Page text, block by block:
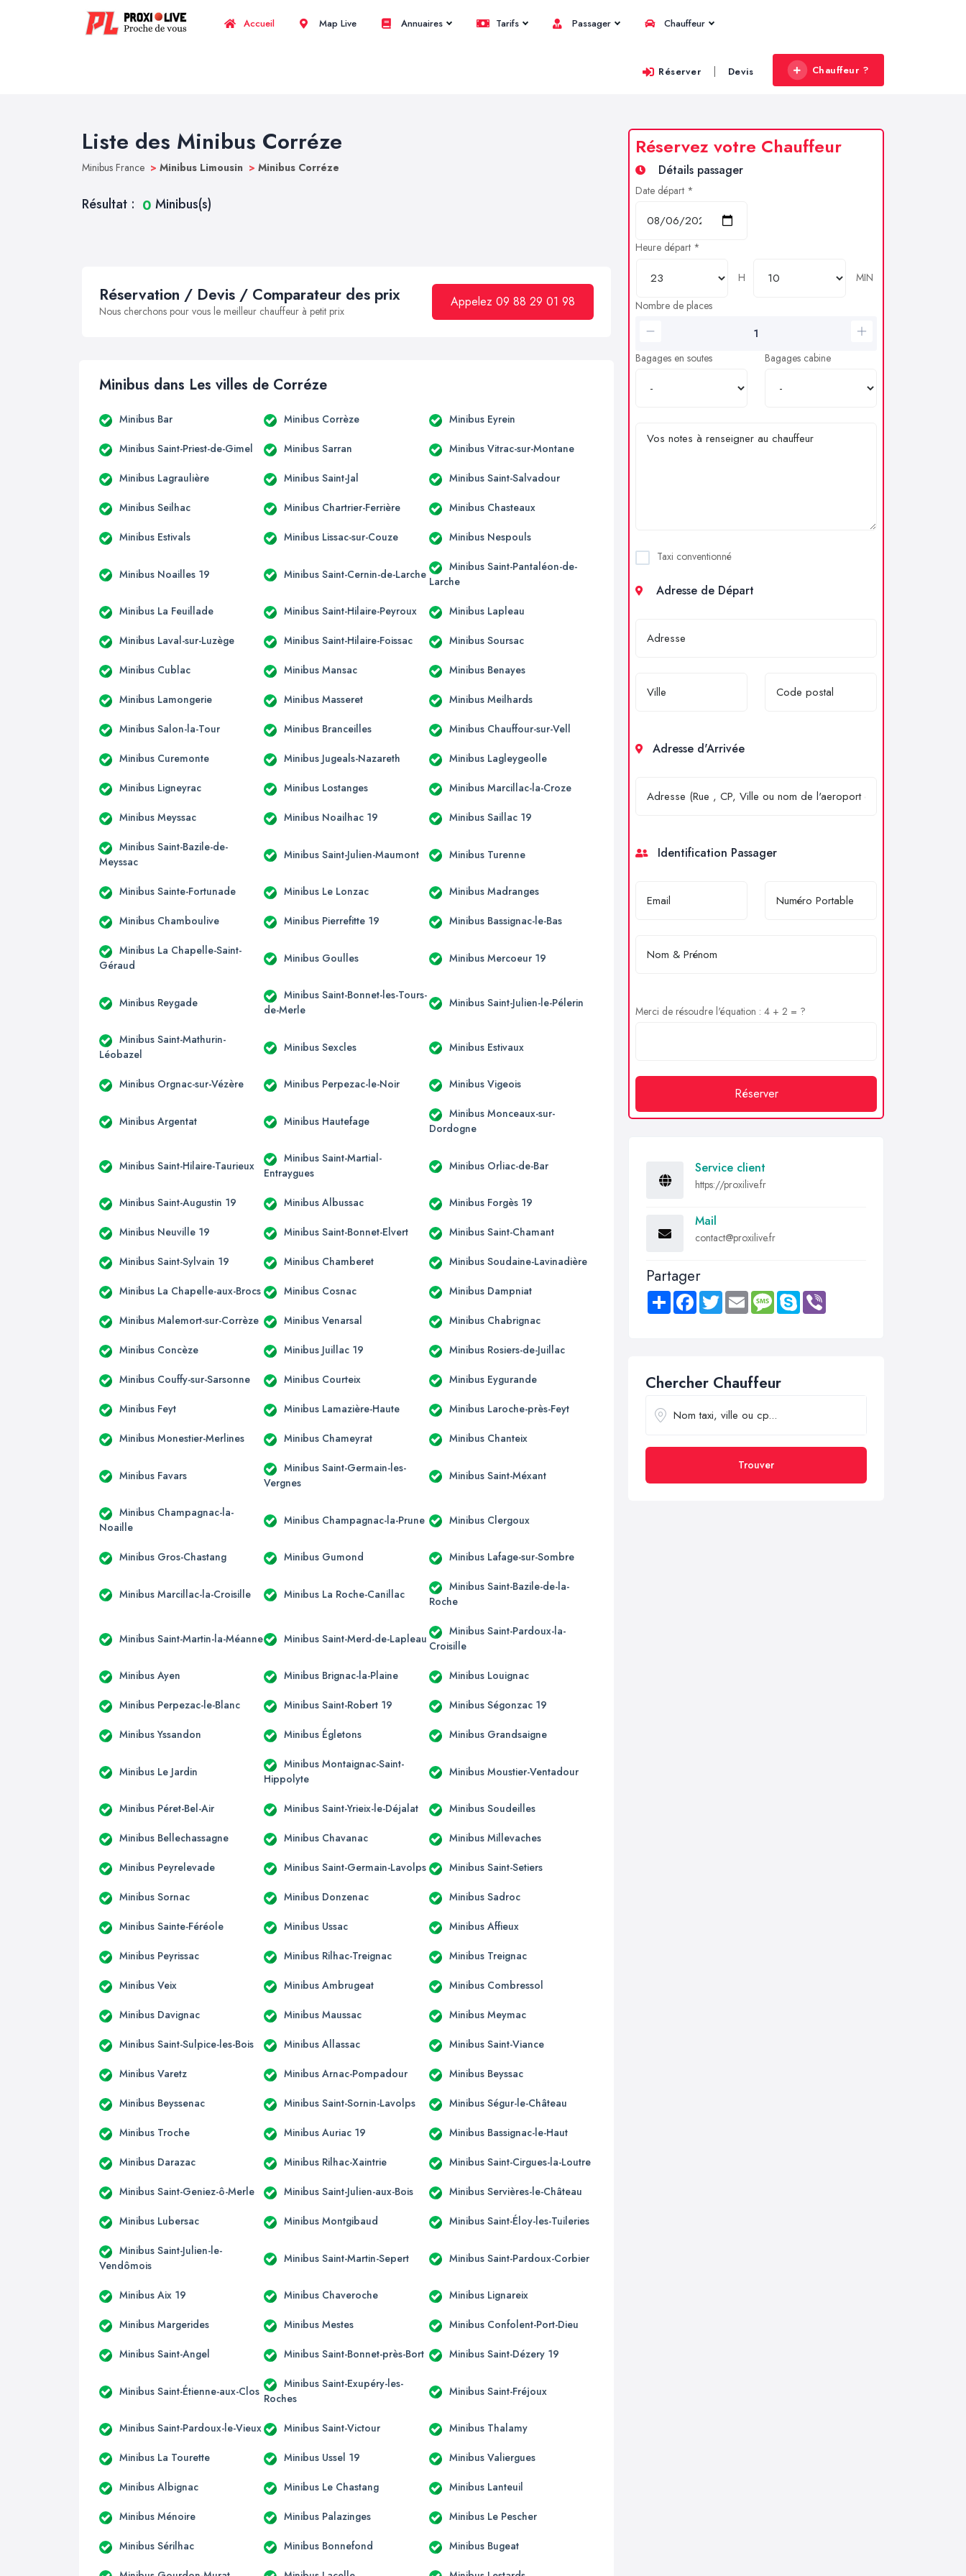
Accueil Map Live Annuaires Tarifs Passager Chauffeur
Réserver | Devis Chauffeur ?
Liste des Minibus Corréze
Minibus France > Minibus Limousin > Minibus Corréze
Résultat : 0 Minibus(s)
Réservation / Devis / Comparateur des prix
Nous cherchons pour vous le meilleur chauffeur à petit prix
Appelez 09 88 29 01 98
Minibus dans Les villes de Corréze
Minibus Bar Minibus Corrèze Minibus Eyrein
Minibus Saint-Priest-de-Gimel Minibus Sarran Minibus Vitrac-sur-Montane
Minibus Lagraulière Minibus Saint-Jal Minibus Saint-Salvadour
Minibus Seilhac Minibus Chartrier-Ferrière Minibus Chasteaux
Minibus Estivals Minibus Lissac-sur-Couze Minibus Nespouls
Minibus Noailles 19 Minibus Saint-Cernin-de-Larche
Minibus Saint-Pantaléon-de-
Larche
Minibus La Feuillade Minibus Saint-Hilaire-Peyroux Minibus Lapleau
Minibus Laval-sur-Luzège Minibus Saint-Hilaire-Foissac Minibus Soursac
Minibus Cublac Minibus Mansac Minibus Benayes
Minibus Lamongerie Minibus Masseret Minibus Meilhards
Minibus Salon-la-Tour Minibus Branceilles Minibus Chauffour-sur-Vell
Minibus Curemonte Minibus Jugeals-Nazareth Minibus Lagleygeolle
Minibus Ligneyrac Minibus Lostanges Minibus Marcillac-la-Croze
Minibus Meyssac Minibus Noailhac 19 Minibus Saillac 19
Minibus Saint-Bazile-de-
Meyssac
Minibus Saint-Julien-Maumont Minibus Turenne
Minibus Sainte-Fortunade Minibus Le Lonzac Minibus Madranges
Minibus Chamboulive Minibus Pierrefitte 19 Minibus Bassignac-le-Bas
Minibus La Chapelle-Saint-
Géraud
Minibus Goulles Minibus Mercoeur 19
Minibus Reygade
Minibus Saint-Bonnet-les-Tours-
de-Merle
Minibus Saint-Julien-le-Pélerin
Minibus Saint-Mathurin-
Léobazel
Minibus Sexcles Minibus Estivaux
Minibus Orgnac-sur-Vézère Minibus Perpezac-le-Noir Minibus Vigeois
Minibus Argentat Minibus Hautefage
Minibus Monceaux-sur-
Dordogne
Minibus Saint-Hilaire-Taurieux
Minibus Saint-Martial-
Entraygues
Minibus Orliac-de-Bar
Minibus Saint-Augustin 19 Minibus Albussac Minibus Forgès 19
Minibus Neuville 19 Minibus Saint-Bonnet-Elvert Minibus Saint-Chamant
Minibus Saint-Sylvain 19 Minibus Chamberet Minibus Soudaine-Lavinadière
Minibus La Chapelle-aux-Brocs Minibus Cosnac Minibus Dampniat
Minibus Malemort-sur-Corrèze Minibus Venarsal Minibus Chabrignac
Minibus Concèze Minibus Juillac 19 Minibus Rosiers-de-Juillac
Minibus Couffy-sur-Sarsonne Minibus Courteix Minibus Eygurande
Minibus Feyt Minibus Lamazière-Haute Minibus Laroche-près-Feyt
Minibus Monestier-Merlines Minibus Chameyrat Minibus Chanteix
Minibus Favars
Minibus Saint-Germain-les-
Vergnes
Minibus Saint-Méxant
Minibus Champagnac-la-
Noaille
Minibus Champagnac-la-Prune Minibus Clergoux
Minibus Gros-Chastang Minibus Gumond Minibus Lafage-sur-Sombre
Minibus Marcillac-la-Croisille Minibus La Roche-Canillac
Minibus Saint-Bazile-de-la-
Roche
Minibus Saint-Martin-la-Méanne Minibus Saint-Merd-de-Lapleau
Minibus Saint-Pardoux-la-
Croisille
Minibus Ayen Minibus Brignac-la-Plaine Minibus Louignac
Minibus Perpezac-le-Blanc Minibus Saint-Robert 19 Minibus Ségonzac 19
Minibus Yssandon Minibus Égletons Minibus Grandsaigne
Minibus Le Jardin
Minibus Montaignac-Saint-
Hippolyte
Minibus Moustier-Ventadour
Minibus Péret-Bel-Air Minibus Saint-Yrieix-le-Déjalat Minibus Soudeilles
Minibus Bellechassagne Minibus Chavanac Minibus Millevaches
Minibus Peyrelevade Minibus Saint-Germain-Lavolps Minibus Saint-Setiers
Minibus Sornac Minibus Donzenac Minibus Sadroc
Minibus Sainte-Féréole Minibus Ussac Minibus Affieux
Minibus Peyrissac Minibus Rilhac-Treignac Minibus Treignac
Minibus Veix Minibus Ambrugeat Minibus Combressol
Minibus Davignac Minibus Maussac Minibus Meymac
Minibus Saint-Sulpice-les-Bois Minibus Allassac Minibus Saint-Viance
Minibus Varetz Minibus Arnac-Pompadour Minibus Beyssac
Minibus Beyssenac Minibus Saint-Sornin-Lavolps Minibus Ségur-le-Château
Minibus Troche Minibus Auriac 19 Minibus Bassignac-le-Haut
Minibus Darazac Minibus Rilhac-Xaintrie Minibus Saint-Cirgues-la-Loutre
Minibus Saint-Geniez-ô-Merle Minibus Saint-Julien-aux-Bois Minibus Servières-le-Château
Minibus Lubersac Minibus Montgibaud Minibus Saint-Éloy-les-Tuileries
Minibus Saint-Julien-le-
Vendômois
Minibus Saint-Martin-Sepert Minibus Saint-Pardoux-Corbier
Minibus Aix 19 Minibus Chaveroche Minibus Lignareix
Minibus Margerides Minibus Mestes Minibus Confolent-Port-Dieu
Minibus Saint-Angel Minibus Saint-Bonnet-près-Bort Minibus Saint-Dézery 19
Minibus Saint-Étienne-aux-Clos
Minibus Saint-Exupéry-les-
Roches
Minibus Saint-Fréjoux
Minibus Saint-Pardoux-le-Vieux Minibus Saint-Victour Minibus Thalamy
Minibus La Tourette Minibus Ussel 19 Minibus Valiergues
Minibus Albignac Minibus Le Chastang Minibus Lanteuil
Minibus Ménoire Minibus Palazinges Minibus Le Pescher
Minibus Sérilhac Minibus Bonnefond Minibus Bugeat
Réservez votre Chauffeur
Détails passager
Date départ *
Heure départ *
H
MIN
Nombre de places
Bagages en soutes Bagages cabine
Taxi conventionné
Adresse de Départ
Adresse d'Arrivée
Identification Passager
Merci de résoudre l'équation : 4 + 2 = ?
Réserver
Service client
https://proxilive.fr
Mail
contact@proxilive.fr
Partager
Share FacebookTwitter Email MessageSkype
Chercher Chauffeur
Trouver